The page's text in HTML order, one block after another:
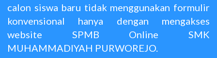
calon siswa baru tidak menggunakan formulir
konvensional hanya dengan mengakses
website SPMB Online SMK
MUHAMMADIYAH PURWOREJO.